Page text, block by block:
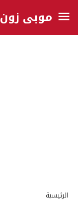
موبي زون
الرئيسية